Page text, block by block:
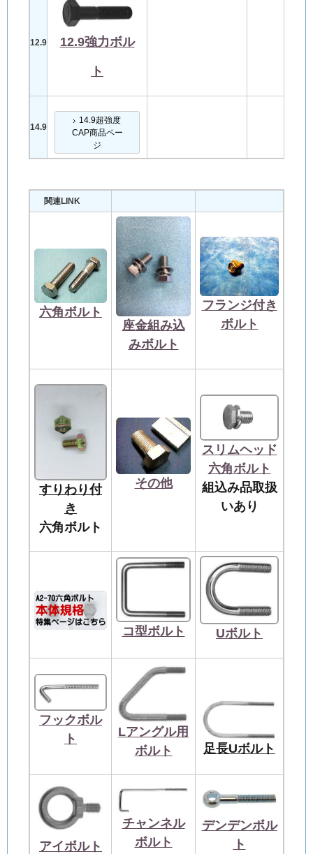
12.9 12.9強力ボル
ト
14.9
14.9超強度
CAP商品ペー
ジ
関連LINK
六角ボルト
座金組み込
みボルト
フランジ付き
ボルト
すりわり付
き
六角ボルト
その他
スリムヘッド
六角ボルト
組込み品取扱
いあり
コ型ボルト Uボルト
フックボル
ト
Lアングル用
ボルト
足長Uボルト
アイボルト
チャンネル
ボルト
デンデンボル
ト